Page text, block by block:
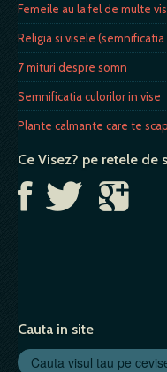
Femeile au la fel de multe
Religia si visele
7 mituri despre somn
Semnificatia culorilor in vise
Plante calmante care te
Ce Visez? pe retele de
Cauta in site